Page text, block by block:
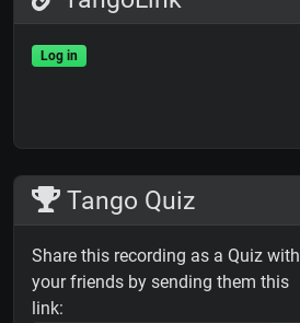
Log in
Tango Quiz
Share this recording as a Quiz with
your friends by sending them this
link: